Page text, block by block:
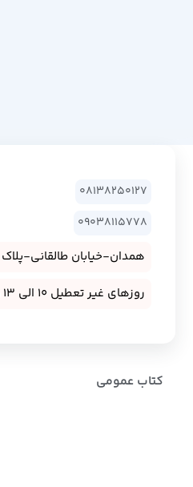
08138250127
09038115778
همدان-خیابان طالقانی-پلاک 77 واحد 1
روزهای غیر تعطیل 10 الی 13 و 16الی 19
کتاب عمومی